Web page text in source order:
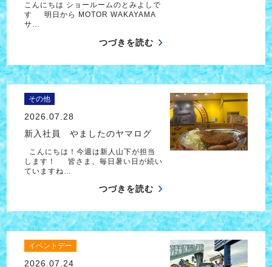
こんにちは ショールームのとみよしで
す 明日から MOTOR WAKAYAMA
サ…
つづきを読む
その他
2026.07.28
新入社員 やましたのヤマログ
こんにちは！今週は新人山下が担当
します！ 皆さま、毎日暑い日が続い
ていますね…
つづきを読む
イベントデー
2026.07.24